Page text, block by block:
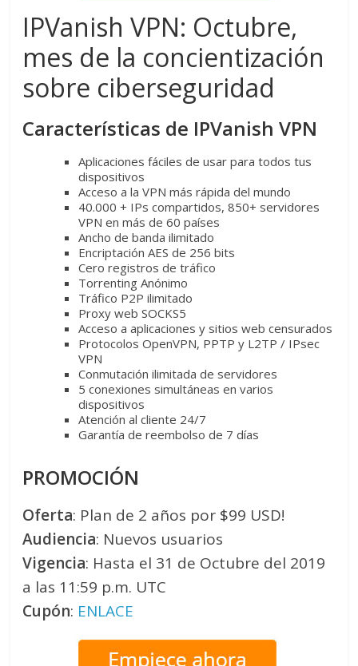
IPVanish VPN: Octubre,
mes de la concientización
sobre ciberseguridad
Características de IPVanish VPN
Aplicaciones fáciles de usar para todos tus
dispositivos
Acceso a la VPN más rápida del mundo
40.000 + IPs compartidos, 850+ servidores
VPN en más de 60 países
Ancho de banda ilimitado
Encriptación AES de 256 bits
Cero registros de tráfico
Torrenting Anónimo
Tráfico P2P ilimitado
Proxy web SOCKS5
Acceso a aplicaciones y sitios web censurados
Protocolos OpenVPN, PPTP y L2TP / IPsec
VPN
Conmutación ilimitada de servidores
5 conexiones simultáneas en varios
dispositivos
Atención al cliente 24/7
Garantía de reembolso de 7 días
PROMOCIÓN
Oferta: Plan de 2 años por $99 USD!
Audiencia: Nuevos usuarios
Vigencia: Hasta el 31 de Octubre del 2019
a las 11:59 p.m. UTC
Cupón: ENLACE